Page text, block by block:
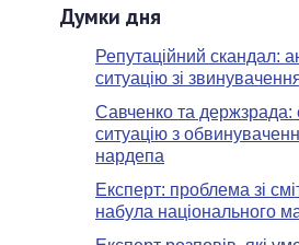
Думки дня
Репутаційний скандал:
ситуацію зі
Савченко та держзрада:
ситуацію з
нардепа
Експерт: проблема зі
набула національного